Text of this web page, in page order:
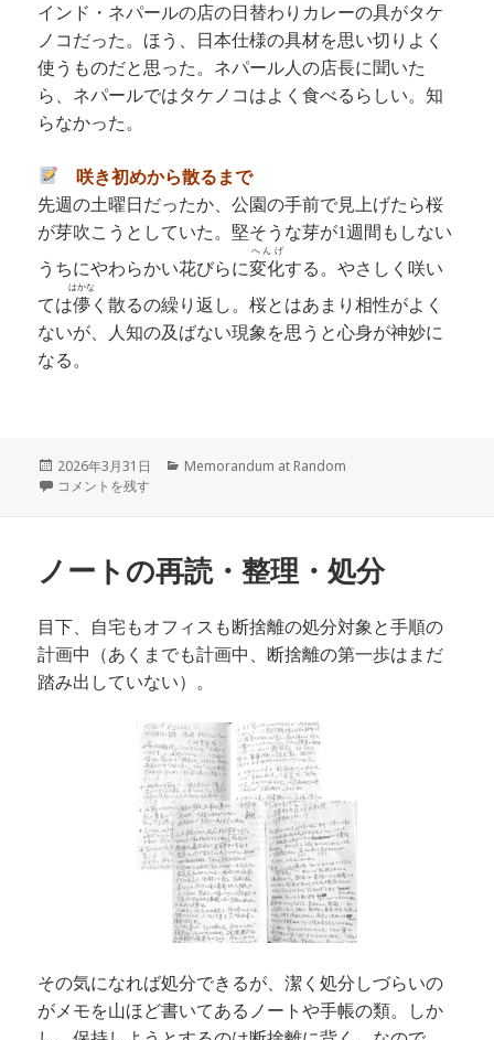
インド・ネパールの店の日替わりカレーの具がタケ
ノコだった。ほう、日本仕様の具材を思い切りよく
使うものだと思った。ネパール人の店長に聞いた
ら、ネパールではタケノコはよく食べるらしい。知
らなかった。
咲き初めから散るまで
先週の土曜日だったか、公園の手前で見上げたら桜
が芽吹こうとしていた。堅そうな芽が1週間もしない
うちにやわらかい花びらに変化
へんげ
する。やさしく咲い
ては儚
はかな
く散るの繰り返し。桜とはあまり相性がよく
ないが、人知の及ばない現象を思うと心身が神妙に
なる。
投
稿
2026年3月31日
カ
Memorandum at Random
あっという間の1週間 に
コメントを残す
ノートの再読・整理・処分
目下、自宅もオフィスも断捨離の処分対象と手順の
計画中（あくまでも計画中、断捨離の第一歩はまだ
踏み出していない）。
その気になれば処分できるが、潔く処分しづらいの
がメモを山ほど書いてある ノートや手帳の類。しか